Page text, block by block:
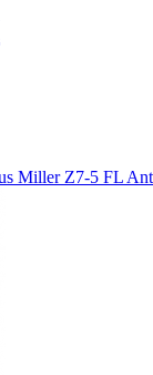
Miller Z7-5 FL